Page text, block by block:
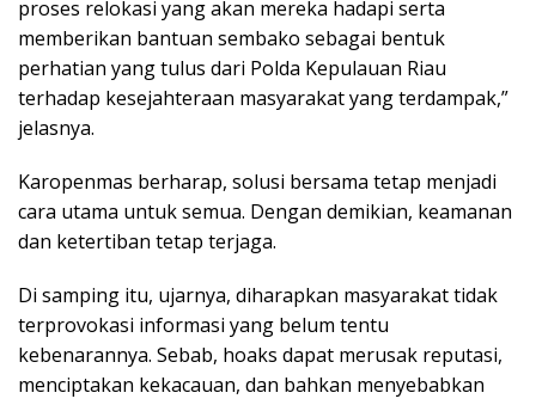
proses relokasi yang akan mereka hadapi serta
memberikan bantuan sembako sebagai bentuk
perhatian yang tulus dari Polda Kepulauan Riau
terhadap kesejahteraan masyarakat yang terdampak,”
jelasnya.
Karopenmas berharap, solusi bersama tetap menjadi
cara utama untuk semua. Dengan demikian, keamanan
dan ketertiban tetap terjaga.
Di samping itu, ujarnya, diharapkan masyarakat tidak
terprovokasi informasi yang belum tentu
kebenarannya. Sebab, hoaks dapat merusak reputasi,
menciptakan kekacauan, dan bahkan menyebabkan